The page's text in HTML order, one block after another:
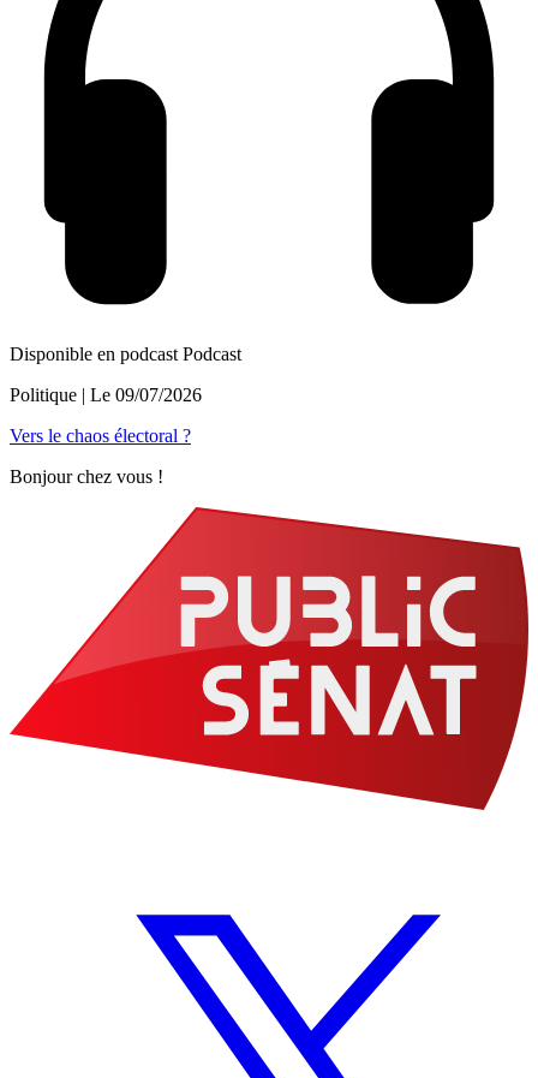
Disponible en podcast Podcast
Politique | Le 09/07/2026
Vers le chaos électoral ?
Bonjour chez vous !